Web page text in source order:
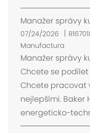
Manažer správy
07/24/2026
Manufactura
Manažer správy
Chcete se
Chcete pracovat
nejlepšími. Baker
energeticko-